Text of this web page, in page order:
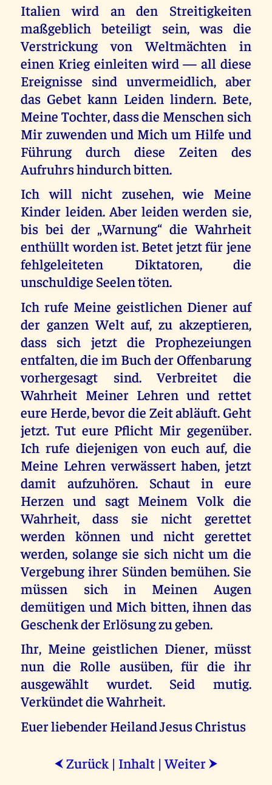
Italien wird an den Streitigkeiten
maßgeblich beteiligt sein, was die
Verstrickung von Weltmächten in
einen Krieg einleiten wird — all diese
Ereignisse sind unvermeidlich, aber
das Gebet kann Leiden lindern. Bete,
Meine Tochter, dass die Menschen sich
Mir zuwenden und Mich um Hilfe und
Führung durch diese Zeiten des
Aufruhrs hindurch bitten.
Ich will nicht zusehen, wie Meine
Kinder leiden. Aber leiden werden sie,
bis bei der „Warnung“ die Wahrheit
enthüllt worden ist. Betet jetzt für jene
fehlgeleiteten Diktatoren, die
unschuldige Seelen töten.
Ich rufe Meine geistlichen Diener auf
der ganzen Welt auf, zu akzeptieren,
dass sich jetzt die Prophezeiungen
entfalten, die im Buch der Offenbarung
vorhergesagt sind. Verbreitet die
Wahrheit Meiner Lehren und rettet
eure Herde, bevor die Zeit abläuft. Geht
jetzt. Tut eure Pflicht Mir gegenüber.
Ich rufe diejenigen von euch auf, die
Meine Lehren verwässert haben, jetzt
damit aufzuhören. Schaut in eure
Herzen und sagt Meinem Volk die
Wahrheit, dass sie nicht gerettet
werden können und nicht gerettet
werden, solange sie sich nicht um die
Vergebung ihrer Sünden bemühen. Sie
müssen sich in Meinen Augen
demütigen und Mich bitten, ihnen das
Geschenk der Erlösung zu geben.
Ihr, Meine geistlichen Diener, müsst
nun die Rolle ausüben, für die ihr
ausgewählt wurdet. Seid mutig.
Verkündet die Wahrheit.
Euer liebender Heiland Jesus Christus
⮜ Zurück | Inhalt |Weiter ⮞